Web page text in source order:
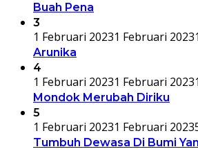
Buah Pena
3
1 Februari 20231 Februari 2023
Arunika
4
1 Februari 20231 Februari 2023
Mondok Merubah Diriku
5
1 Februari 20231 Februari 2023
Tumbuh Dewasa Di Bumi